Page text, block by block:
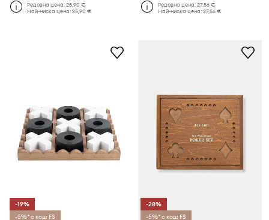
Редовна цена:25,90 €
Най-ниска цена:25,90 €
Редовна цена:27,56 €
Най-ниска цена:27,56 €
-19%
-5%* с код: FS
-28%
-5%* с код: FS